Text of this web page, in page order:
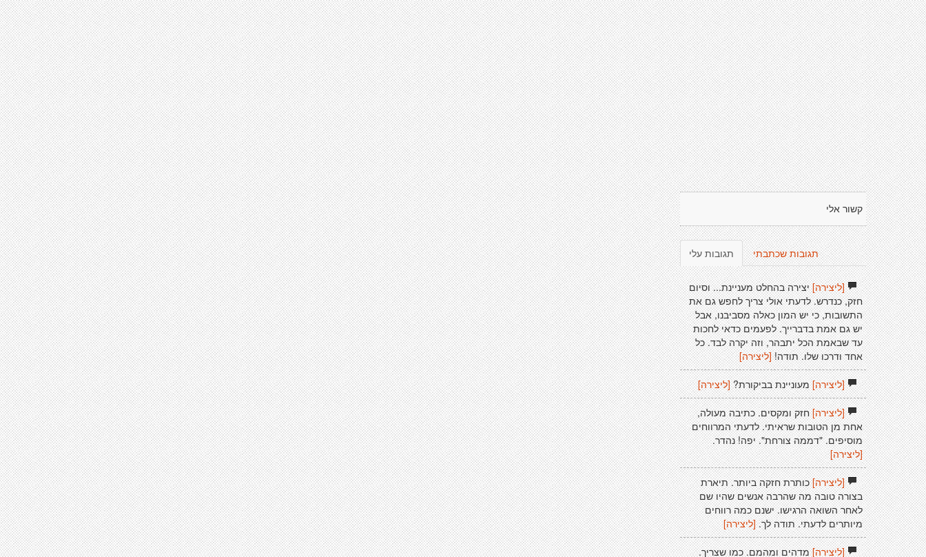
קשור אלי
תגובות עלי תגובות שכתבתי
[ליצירה]יצירה בהחלט מעניינת... וסיום
חזק, כנדרש. לדעתי אולי צריך לחפש גם את
התשובות, כי יש המון כאלה מסביבנו, אבל
יש גם אמת בדברייך. לפעמים כדאי לחכות
עד שבאמת הכל יתבהר, וזה יקרה לבד. כל
אחד ודרכו שלו. תודה! [ליצירה]
[ליצירה]מעוניינת בביקורת? [ליצירה]
[ליצירה]חזק ומקסים. כתיבה מעולה,
אחת מן הטובות שראיתי. לדעתי המרווחים
מוסיפים. "דממה צורחת". יפה! נהדר.
[ליצירה]
[ליצירה]כותרת חזקה ביותר. תיארת
בצורה טובה מה שהרבה אנשים שהיו שם
לאחר השואה הרגישו. ישנם כמה רווחים
מיותרים לדעתי. תודה לך. [ליצירה]
[ליצירה]מדהים ומהמם. כמו שצריך.